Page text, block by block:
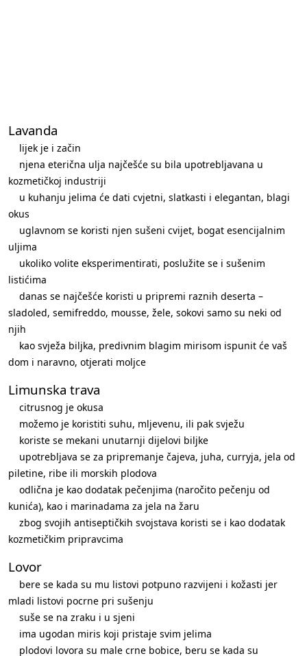
Lavanda
lijek je i začin
njena eterična ulja najčešće su bila upotrebljavana u
kozmetičkoj industriji
u kuhanju jelima će dati cvjetni, slatkasti i elegantan, blagi
okus
uglavnom se koristi njen sušeni cvijet, bogat esencijalnim
uljima
ukoliko volite eksperimentirati, poslužite se i sušenim
listićima
danas se najčešće koristi u pripremi raznih deserta –
sladoled, semifreddo, mousse, žele, sokovi samo su neki od
njih
kao svježa biljka, predivnim blagim mirisom ispunit će vaš
dom i naravno, otjerati moljce
Limunska trava
citrusnog je okusa
možemo je koristiti suhu, mljevenu, ili pak svježu
koriste se mekani unutarnji dijelovi biljke
upotrebljava se za pripremanje čajeva, juha, curryja, jela od
piletine, ribe ili morskih plodova
odlična je kao dodatak pečenjima (naročito pečenju od
kunića), kao i marinadama za jela na žaru
zbog svojih antiseptičkih svojstava koristi se i kao dodatak
kozmetičkim pripravcima
Lovor
bere se kada su mu listovi potpuno razvijeni i kožasti jer
mladi listovi pocrne pri sušenju
suše se na zraku i u sjeni
ima ugodan miris koji pristaje svim jelima
plodovi lovora su male crne bobice, beru se kada su